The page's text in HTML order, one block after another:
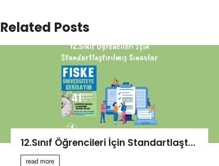
Related Posts
12.Sınıf Öğrencileri İçin Standartlaşt...
read more